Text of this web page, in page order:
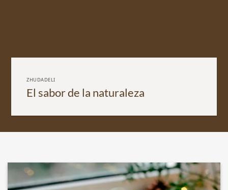
ZHUDADELI
El sabor de la naturaleza